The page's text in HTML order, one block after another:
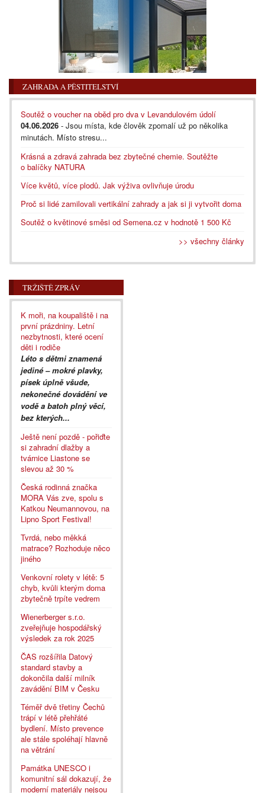
ZAHRADA A PĚSTITELSTVÍ
Soutěž o voucher na oběd pro dva v Levandulovém údolí
04.06.2026 - Jsou místa, kde člověk zpomalí už po několika
minutách. Místo stresu...
Krásná a zdravá zahrada bez zbytečné chemie. Soutěžte
o balíčky NATURA
Více květů, více plodů. Jak výživa ovlivňuje úrodu
Proč si lidé zamilovali vertikální zahrady a jak si ji vytvořit doma
Soutěž o květinové směsi od Semena.cz v hodnotě 1 500 Kč
>> všechny články
TRŽIŠTĚ ZPRÁV
K moři, na koupaliště i na
první prázdniny. Letní
nezbytnosti, které ocení
děti i rodiče
Léto s dětmi znamená
jediné – mokré plavky,
písek úplně všude,
nekonečné dovádění ve
vodě a batoh plný věcí,
bez kterých...
Ještě není pozdě - pořiďte
si zahradní dlažby a
tvárnice Liastone se
slevou až 30 %
Česká rodinná značka
MORA Vás zve, spolu s
Katkou Neumannovou, na
Lipno Sport Festival!
Tvrdá, nebo měkká
matrace? Rozhoduje něco
jiného
Venkovní rolety v létě: 5
chyb, kvůli kterým doma
zbytečně trpíte vedrem
Wienerberger s.r.o.
zveřejňuje hospodářský
výsledek za rok 2025
ČAS rozšířila Datový
standard stavby a
dokončila další milník
zavádění BIM v Česku
Téměř dvě třetiny Čechů
trápí v létě přehřáté
bydlení. Místo prevence
ale stále spoléhají hlavně
na větrání
Památka UNESCO i
komunitní sál dokazují, že
moderní materiály nejsou